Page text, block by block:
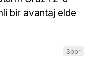
bir avantaj elde
Spor